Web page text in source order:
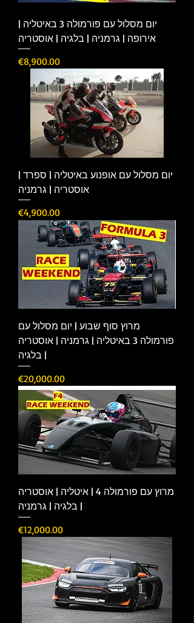
יום מסלול עם פורמולה 3 באיטליה |
אירופה | גרמניה | בלגיה | אוסטריה
Price
€8,900.00
יום מסלול עם אופנוע באיטליה | ספרד |
אוסטריה | גרמניה
Price
€4,900.00
מרוץ סוף שבוע | יום מסלול עם
פורמולה 3 באיטליה | גרמניה | אוסטריה
| בלגיה
Price
€20,000.00
מרוץ עם פורמולה 4 | איטליה | אוסטריה
| בלגיה | גרמניה
Price
€12,000.00